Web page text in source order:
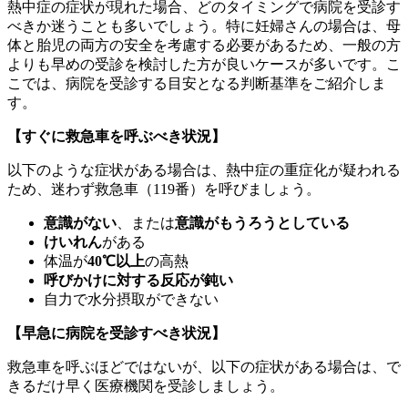
熱中症の症状が現れた場合、どのタイミングで病院を受診す
べきか迷うことも多いでしょう。特に妊婦さんの場合は、母
体と胎児の両方の安全を考慮する必要があるため、一般の方
よりも早めの受診を検討した方が良いケースが多いです。こ
こでは、病院を受診する目安となる判断基準をご紹介しま
す。
【すぐに救急車を呼ぶべき状況】
以下のような症状がある場合は、熱中症の重症化が疑われる
ため、迷わず救急車（119番）を呼びましょう。
意識がない 、または意識がもうろうとしている
けいれんがある
体温が40℃以上の高熱
呼びかけに対する反応が鈍い
自力で水分摂取ができない
【早急に病院を受診すべき状況】
救急車を呼ぶほどではないが、以下の症状がある場合は、で
きるだけ早く医療機関を受診しましょう。